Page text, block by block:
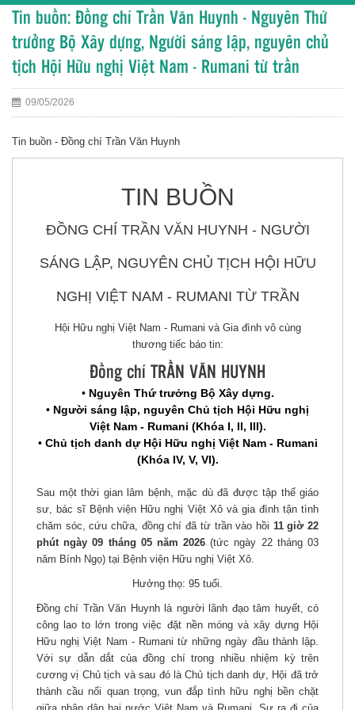
Tin buồn: Đồng chí Trần Văn Huynh - Nguyên Thứ
trưởng Bộ Xây dựng, Người sáng lập, nguyên chủ
tịch Hội Hữu nghị Việt Nam - Rumani từ trần
09/05/2026
Tin buồn - Đồng chí Trần Văn Huynh
TIN BUỒN
ĐỒNG CHÍ TRẦN VĂN HUYNH - NGƯỜI
SÁNG LẬP, NGUYÊN CHỦ TỊCH HỘI HỮU
NGHỊ VIỆT NAM - RUMANI TỪ TRẦN
Hội Hữu nghị Việt Nam - Rumani và Gia đình vô cùng
thương tiếc báo tin:
Đồng chí TRẦN VĂN HUYNH
• Nguyên Thứ trưởng Bộ Xây dựng.
• Người sáng lập, nguyên Chủ tịch Hội Hữu nghị
Việt Nam - Rumani (Khóa I, II, III).
• Chủ tịch danh dự Hội Hữu nghị Việt Nam - Rumani
(Khóa IV, V, VI).
Sau một thời gian lâm bệnh, mặc dù đã được tập thể giáo
sư, bác sĩ Bệnh viện Hữu nghị Việt Xô và gia đình tận tình
chăm sóc, cứu chữa, đồng chí đã từ trần vào hồi 11 giờ 22
phút ngày 09 tháng 05 năm 2026 (tức ngày 22 tháng 03
năm Bính Ngọ) tại Bệnh viện Hữu nghị Việt Xô.
Hưởng thọ: 95 tuổi.
Đồng chí Trần Văn Huynh là người lãnh đạo tâm huyết, có
công lao to lớn trong việc đặt nền móng và xây dựng Hội
Hữu nghị Việt Nam - Rumani từ những ngày đầu thành lập.
Với sự dẫn dắt của đồng chí trong nhiều nhiệm kỳ trên
cương vị Chủ tịch và sau đó là Chủ tịch danh dự, Hội đã trở
thành cầu nối quan trọng, vun đắp tình hữu nghị bền chặt